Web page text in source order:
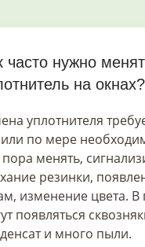
часто нужно
на окнах?
уплотнителя
или по мере
пора менять,
резинки,
изменение цвета.
появляться
и много пыли.